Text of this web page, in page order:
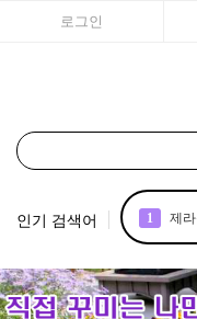
로그인
인기 검색어 2 국화
3 리갈